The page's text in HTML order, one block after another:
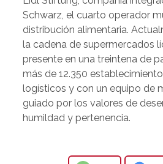
Schwarz, el cuarto operador
distribución alimentaria.
la cadena de supermercados
presente en una treintena de
más de 12.350
logísticos y con un equipo de
guiado por los valores de
humildad y pertenencia.